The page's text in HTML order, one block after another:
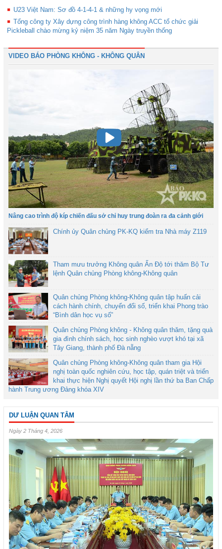
U23 Việt Nam: Sơ đồ 4-1-4-1 & những hy vọng mới
Tổng công ty Xây dựng công trình hàng không ACC tổ chức giải
Pickleball chào mừng kỷ niệm 35 năm Ngày truyền thống
VIDEO BÁO PHÒNG KHÔNG - KHÔNG QUÂN
Nâng cao trình độ kíp chiến đấu sở chỉ huy trung đoàn ra đa cảnh giới
Chính ủy Quân chủng PK-KQ kiểm tra Nhà máy Z119
Tham mưu trưởng Không quân Ấn Độ tới thăm Bộ Tư
lệnh Quân chủng Phòng không-Không quân
Quân chủng Phòng không-Không quân tập huấn cải
cách hành chính, chuyển đổi số, triển khai Phong trào
“Bình dân học vụ số”
Quân chủng Phòng không - Không quân thăm, tặng quà
gia đình chính sách, học sinh nghèo vượt khó tại xã
Tây Giang, thành phố Đà nẵng
Quân chủng Phòng không-Không quân tham gia Hội
nghị toàn quốc nghiên cứu, học tập, quán triệt và triển
khai thực hiện Nghị quyết Hội nghị lần thứ ba Ban Chấp
hành Trung ương Đảng khóa XIV
DƯ LUẬN QUAN TÂM
Ngày 2 Tháng 4, 2026